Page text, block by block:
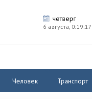
четверг
6 августа, 0:19:17
Человек Транспорт